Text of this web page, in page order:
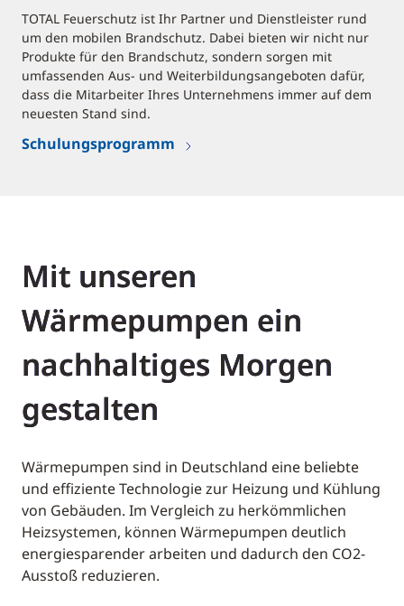
TOTAL Feuerschutz ist Ihr Partner und Dienstleister rund
um den mobilen Brandschutz. Dabei bieten wir nicht nur
Produkte für den Brandschutz, sondern sorgen mit
umfassenden Aus- und Weiterbildungsangeboten dafür,
dass die Mitarbeiter Ihres Unternehmens immer auf dem
neuesten Stand sind.
Schulungsprogramm
Mit unseren
Wärmepumpen ein
nachhaltiges Morgen
gestalten
Wärmepumpen sind in Deutschland eine beliebte
und effiziente Technologie zur Heizung und Kühlung
von Gebäuden. Im Vergleich zu herkömmlichen
Heizsystemen, können Wärmepumpen deutlich
energiesparender arbeiten und dadurch den CO2-
Ausstoß reduzieren.